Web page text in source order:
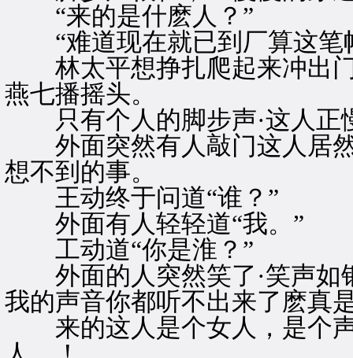
“来的是什麽人？”
“难道现在就已到厂算这笔
林太平想挣扎爬起来冲出门
燕七播摇头。
只有个人的脚步声·这人正
外面突然有人敲门这人居然
想不到的事。
王动终于问道“谁？”
外面有人轻轻道“我。”
工动道“你是淮？”
外面的人突然笑了·笑声如
我的声音你都听不出来了麽真
来的这人是个女人，是个声